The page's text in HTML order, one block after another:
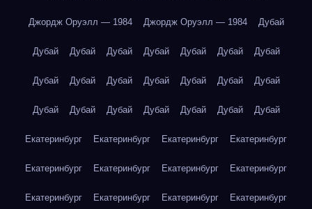
Джордж Оруэлл — 1984 Джордж Оруэлл — 1984 Дубай
Дубай Дубай Дубай Дубай Дубай Дубай Дубай
Дубай Дубай Дубай Дубай Дубай Дубай Дубай
Дубай Дубай Дубай Дубай Дубай Дубай Дубай
Екатеринбург Екатеринбург Екатеринбург Екатеринбург
Екатеринбург Екатеринбург Екатеринбург Екатеринбург
Екатеринбург Екатеринбург Екатеринбург Екатеринбург